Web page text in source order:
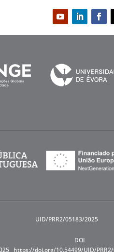
UID/PRR2/05183/2025
DOI
https://doi.org/10.54499/UID/